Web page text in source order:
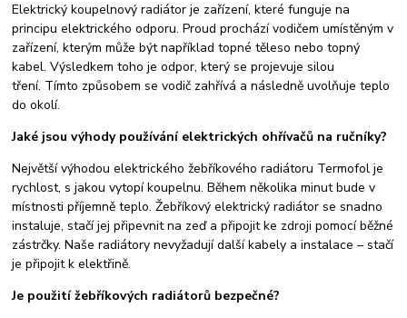
Elektrický koupelnový radiátor je zařízení, které funguje na
principu elektrického odporu. Proud prochází vodičem umístěným v
zařízení, kterým může být například topné těleso nebo topný
kabel. Výsledkem toho je odpor, který se projevuje silou
tření. Tímto způsobem se vodič zahřívá a následně uvolňuje teplo
do okolí.
Jaké jsou výhody používání elektrických ohřívačů na ručníky?
Největší výhodou elektrického žebříkového radiátoru Termofol je
rychlost, s jakou vytopí koupelnu. Během několika minut bude v
místnosti příjemně teplo. Žebříkový elektrický radiátor se snadno
instaluje, stačí jej připevnit na zeď a připojit ke zdroji pomocí běžné
zástrčky. Naše radiátory nevyžadují další kabely a instalace – stačí
je připojit k elektřině.
Je použití žebříkových radiátorů bezpečné?